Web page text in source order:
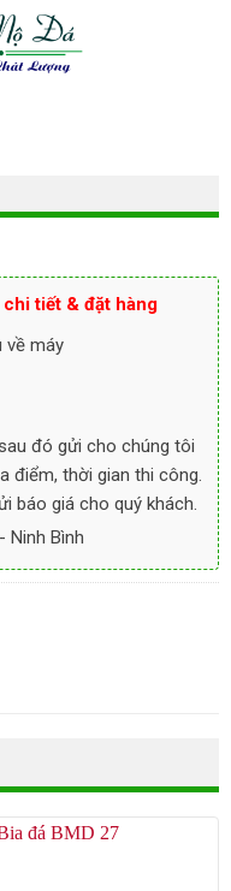
tiết & đặt hàng
về máy
đó gửi cho chúng tôi
điểm, thời gian thi công.
báo giá cho quý khách.
Ninh Bình